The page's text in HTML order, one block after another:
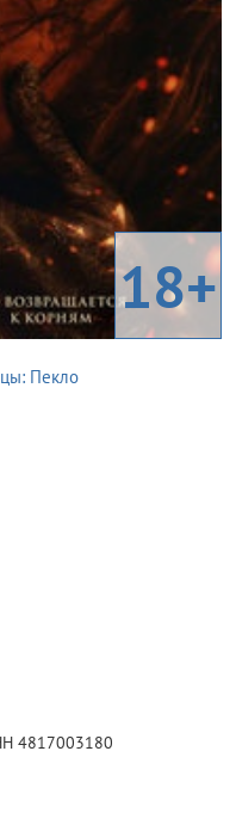
18+
Пекло
4817003180